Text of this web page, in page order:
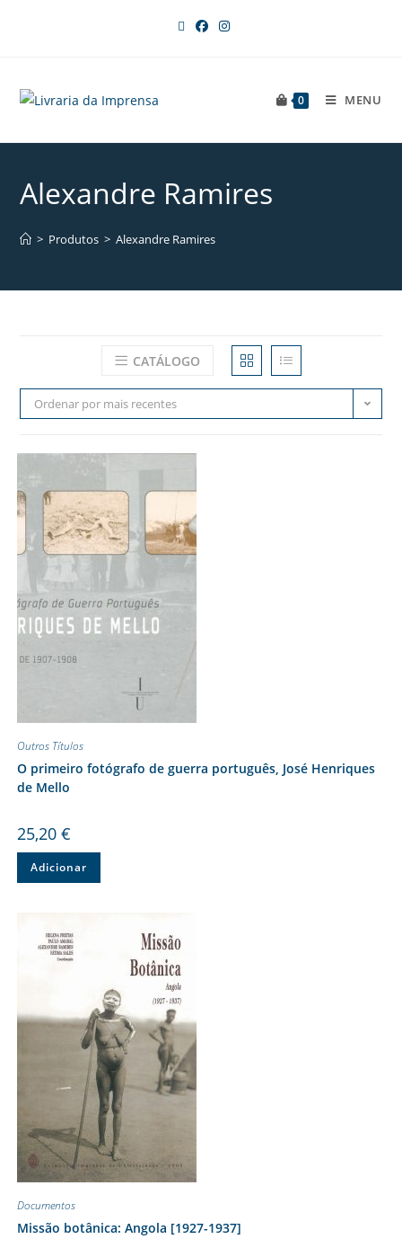
0 MENU
Alexandre Ramires
> Produtos > Alexandre Ramires
CATÁLOGO
Ordenar por mais recentes
Outros Títulos
O primeiro fotógrafo de guerra português, José Henriques
de Mello
25,20 €
Adicionar
Documentos
Missão botânica: Angola [1927-1937]